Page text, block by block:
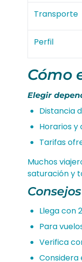
Transporte
Perfil
Cómo
Elegir
Distancia
Horarios y
Tarifas
Muchos
saturación y
Llega con
Para
Verifica
Considera